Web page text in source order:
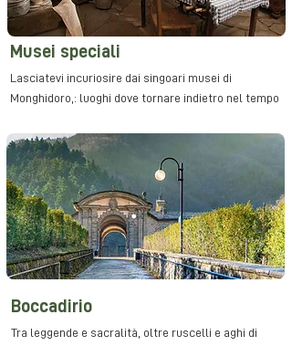
Musei speciali
Lasciatevi incuriosire dai singoari musei di
Monghidoro,: luoghi dove tornare indietro nel tempo
Boccadirio
Tra leggende e sacralità, oltre ruscelli e aghi di